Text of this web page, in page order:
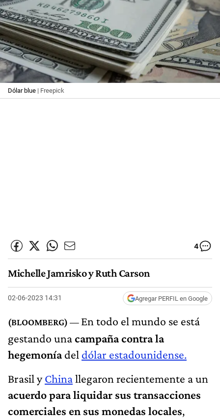
Dólar blue | Freepick
4
Michelle Jamrisko y Ruth Carson
02-06-2023 14:31 Agregar PERFIL en Google
En todo el mundo se está
gestando unacampaña contra la
hegemoníadel dólar estadounidense.
Brasil yChinallegaron recientemente a un
acuerdo para liquidar sus transacciones
comerciales en sus monedas locales,